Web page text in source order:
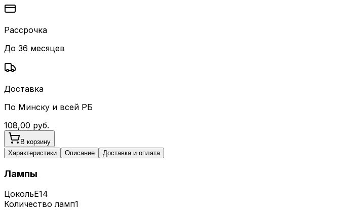
Рассрочка
До 36 месяцев
Доставка
По Минску и всей РБ
108,00 руб.
В корзину
Характеристики
Описание Доставка и оплата
Лампы
ЦокольE14
Количество ламп1